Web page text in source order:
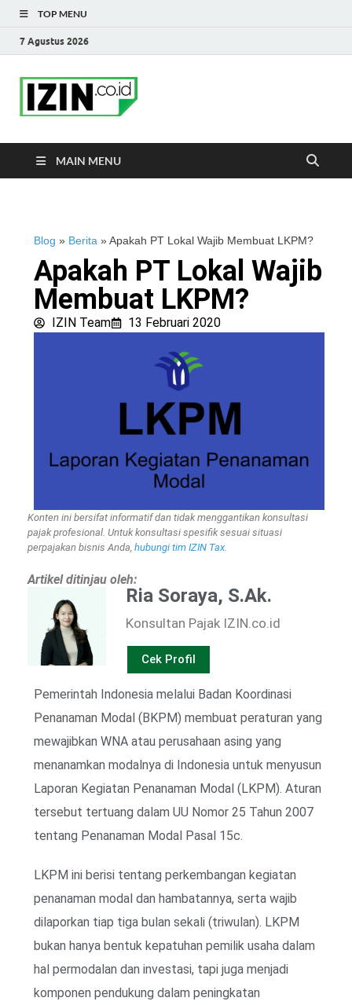
TOP MENU
7 Agustus 2026
MAIN MENU
Blog » Berita » Apakah PT Lokal Wajib Membuat LKPM?
Apakah PT Lokal Wajib
Membuat LKPM?
IZIN Team 13 Februari 2020
Konten ini bersifat informatif dan tidak menggantikan konsultasi
pajak profesional. Untuk konsultasi spesifik sesuai situasi
perpajakan bisnis Anda, hubungi tim IZIN Tax.
Artikel ditinjau oleh:
Ria Soraya, S.Ak.
Konsultan Pajak IZIN.co.id
Cek Profil
Pemerintah Indonesia melalui Badan Koordinasi
Penanaman Modal (BKPM) membuat peraturan yang
mewajibkan WNA atau perusahaan asing yang
menanamkan modalnya di Indonesia untuk menyusun
Laporan Kegiatan Penanaman Modal (LKPM). Aturan
tersebut tertuang dalam UU Nomor 25 Tahun 2007
tentang Penanaman Modal Pasal 15c.
LKPM ini berisi tentang perkembangan kegiatan
penanaman modal dan hambatannya, serta wajib
dilaporkan tiap tiga bulan sekali (triwulan). LKPM
bukan hanya bentuk kepatuhan pemilik usaha dalam
hal permodalan dan investasi, tapi juga menjadi
komponen pendukung dalam peningkatan